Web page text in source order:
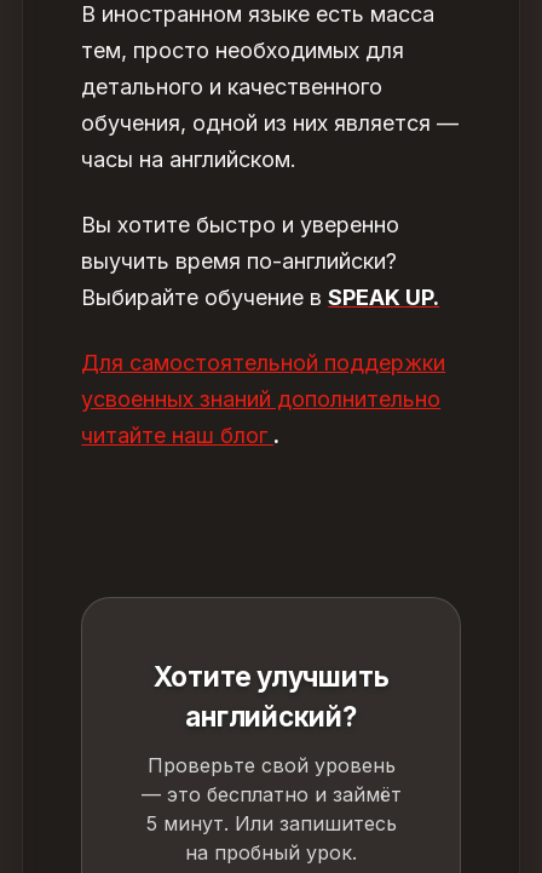
В иностранном языке есть масса
тем, просто необходимых для
детального и качественного
обучения, одной из них является —
часы на английском.
Вы хотите быстро и уверенно
выучить время по-английски?
Выбирайте обучение вSPEAK UP.
Для самостоятельной поддержки
усвоенных знаний дополнительно
читайте наш блог .
Хотите улучшить
английский?
Проверьте свой уровень
— это бесплатно и займёт
5 минут. Или запишитесь
на пробный урок.